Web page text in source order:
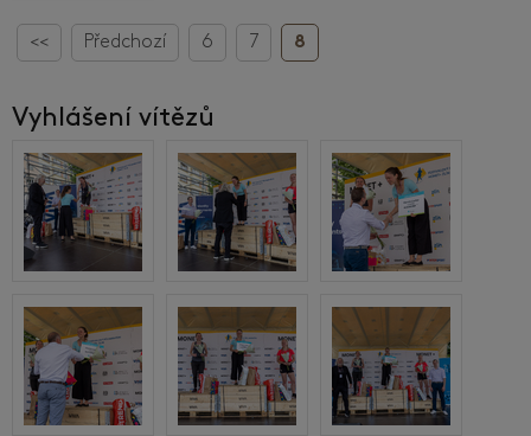
<< Předchozí 6 7 8
Vyhlášení vítězů